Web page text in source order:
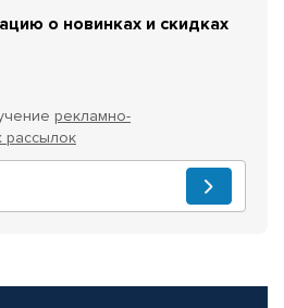
о новинках и скидках
рекламно-
рассылок